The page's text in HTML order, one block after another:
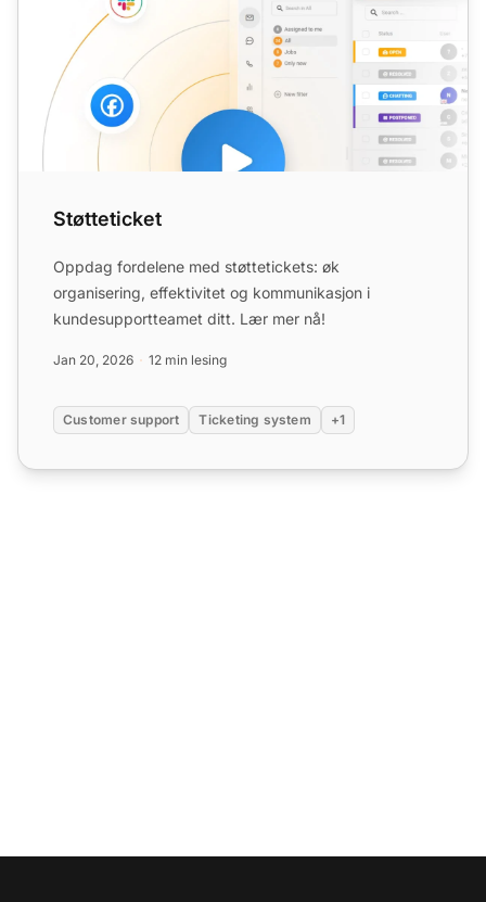
Støtteticket
Oppdag fordelene med støttetickets: øk
organisering, effektivitet og kommunikasjon i
kundesupportteamet ditt. Lær mer nå!
Jan 20, 2026 12 min lesing
Customer support Ticketing system +1